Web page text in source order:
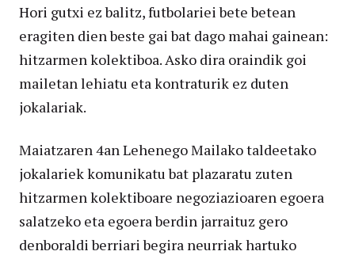
Hori gutxi ez balitz, futbolariei bete betean
eragiten dien beste gai bat dago mahai gainean:
hitzarmen kolektiboa. Asko dira oraindik goi
mailetan lehiatu eta kontraturik ez duten
jokalariak.
Maiatzaren 4an Lehenego Mailako taldeetako
jokalariek komunikatu bat plazaratu zuten
hitzarmen kolektiboare negoziazioaren egoera
salatzeko eta egoera berdin jarraituz gero
denboraldi berriari begira neurriak hartuko